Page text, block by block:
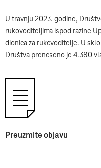
U travnju 2023. godine,
rukovoditeljima ispod razine
dionica za rukovoditelje. U
Društva preneseno je 4.380
Preuzmite objavu